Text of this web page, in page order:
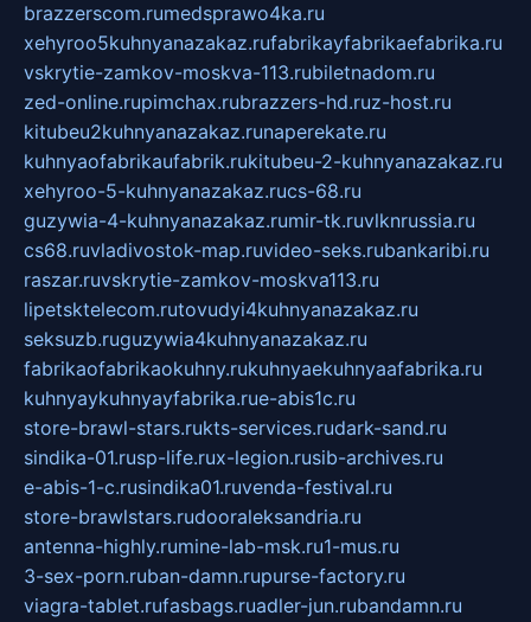
brazzerscom.rumedsprawo4ka.ru
xehyroo5kuhnyanazakaz.rufabrikayfabrikaefabrika.ru
vskrytie-zamkov-moskva-113.rubiletnadom.ru
zed-online.rupimchax.rubrazzers-hd.ruz-host.ru
kitubeu2kuhnyanazakaz.runaperekate.ru
kuhnyaofabrikaufabrik.rukitubeu-2-kuhnyanazakaz.ru
xehyroo-5-kuhnyanazakaz.rucs-68.ru
guzywia-4-kuhnyanazakaz.rumir-tk.ruvlknrussia.ru
cs68.ruvladivostok-map.ruvideo-seks.rubankaribi.ru
raszar.ruvskrytie-zamkov-moskva113.ru
lipetsktelecom.rutovudyi4kuhnyanazakaz.ru
seksuzb.ruguzywia4kuhnyanazakaz.ru
fabrikaofabrikaokuhny.rukuhnyaekuhnyaafabrika.ru
kuhnyaykuhnyayfabrika.rue-abis1c.ru
store-brawl-stars.rukts-services.rudark-sand.ru
sindika-01.rusp-life.rux-legion.rusib-archives.ru
e-abis-1-c.rusindika01.ruvenda-festival.ru
store-brawlstars.rudooraleksandria.ru
antenna-highly.rumine-lab-msk.ru1-mus.ru
3-sex-porn.ruban-damn.rupurse-factory.ru
viagra-tablet.rufasbags.ruadler-jun.rubandamn.ru